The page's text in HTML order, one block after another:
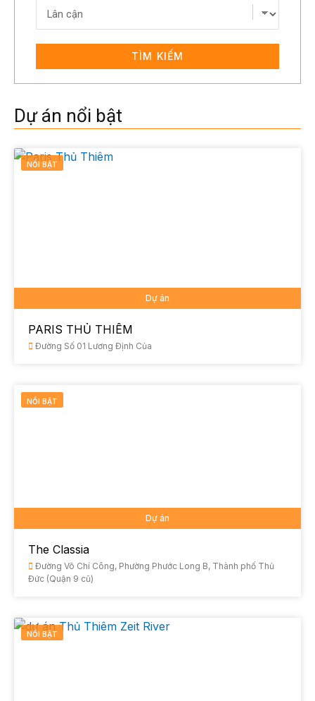
TÌM KIẾM
Dự án nổi bật
NỔI BẬT
Dự án
PARIS THỦ THIÊM
Đường Số 01 Lương Định Của
NỔI BẬT
Dự án
The Classia
Đường Võ Chí Công, Phường Phước Long B, Thành phố Thủ
Đức (Quận 9 cũ)
NỔI BẬT